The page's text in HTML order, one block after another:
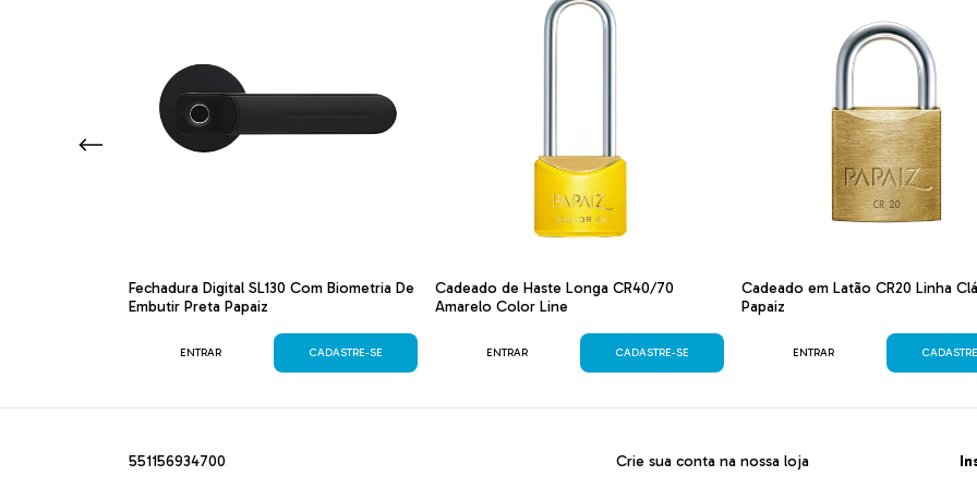
Fechadura Digital SL130 Com Biometria De
Embutir Preta Papaiz
ENTRAR CADASTRE-SE
Cadeado de Haste Longa CR40/70
Amarelo Color Line
ENTRAR CADASTRE-SE
Cadeado em Latão CR20 Linha
Papaiz
ENTRAR
551156934700 Crie sua conta na nossa loja